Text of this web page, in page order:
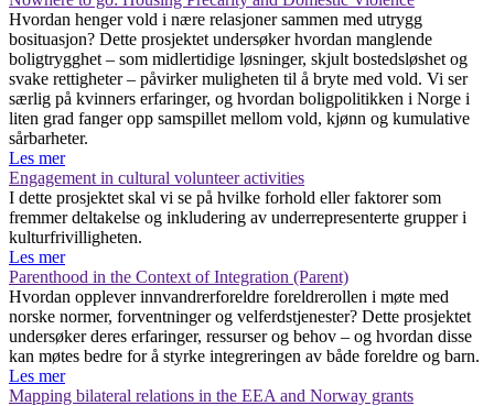
Hvordan henger vold i nære relasjoner sammen med utrygg
bosituasjon? Dette prosjektet undersøker hvordan manglende
boligtrygghet – som midlertidige løsninger, skjult bostedsløshet og
svake rettigheter – påvirker muligheten til å bryte med vold. Vi ser
særlig på kvinners erfaringer, og hvordan boligpolitikken i Norge i
liten grad fanger opp samspillet mellom vold, kjønn og kumulative
sårbarheter.
Les mer
Engagement in cultural volunteer activities
I dette prosjektet skal vi se på hvilke forhold eller faktorer som
fremmer deltakelse og inkludering av underrepresenterte grupper i
kulturfrivilligheten.
Les mer
Parenthood in the Context of Integration (Parent)
Hvordan opplever innvandrerforeldre foreldrerollen i møte med
norske normer, forventninger og velferdstjenester? Dette prosjektet
undersøker deres erfaringer, ressurser og behov – og hvordan disse
kan møtes bedre for å styrke integreringen av både foreldre og barn.
Les mer
Mapping bilateral relations in the EEA and Norway grants